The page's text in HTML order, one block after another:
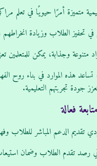
متميزة أمرًا حيويًا في تعلم
تحفيز الطلاب وزيادة انخراطهم
وجذابة، يمكن للمتعلمين
هذه الموارد في بناء روح
جودة تجربتهم التعليمية.
فعالة
تقديم الدعم المباشر للطلاب
في رصد تقدم الطلاب وضمان